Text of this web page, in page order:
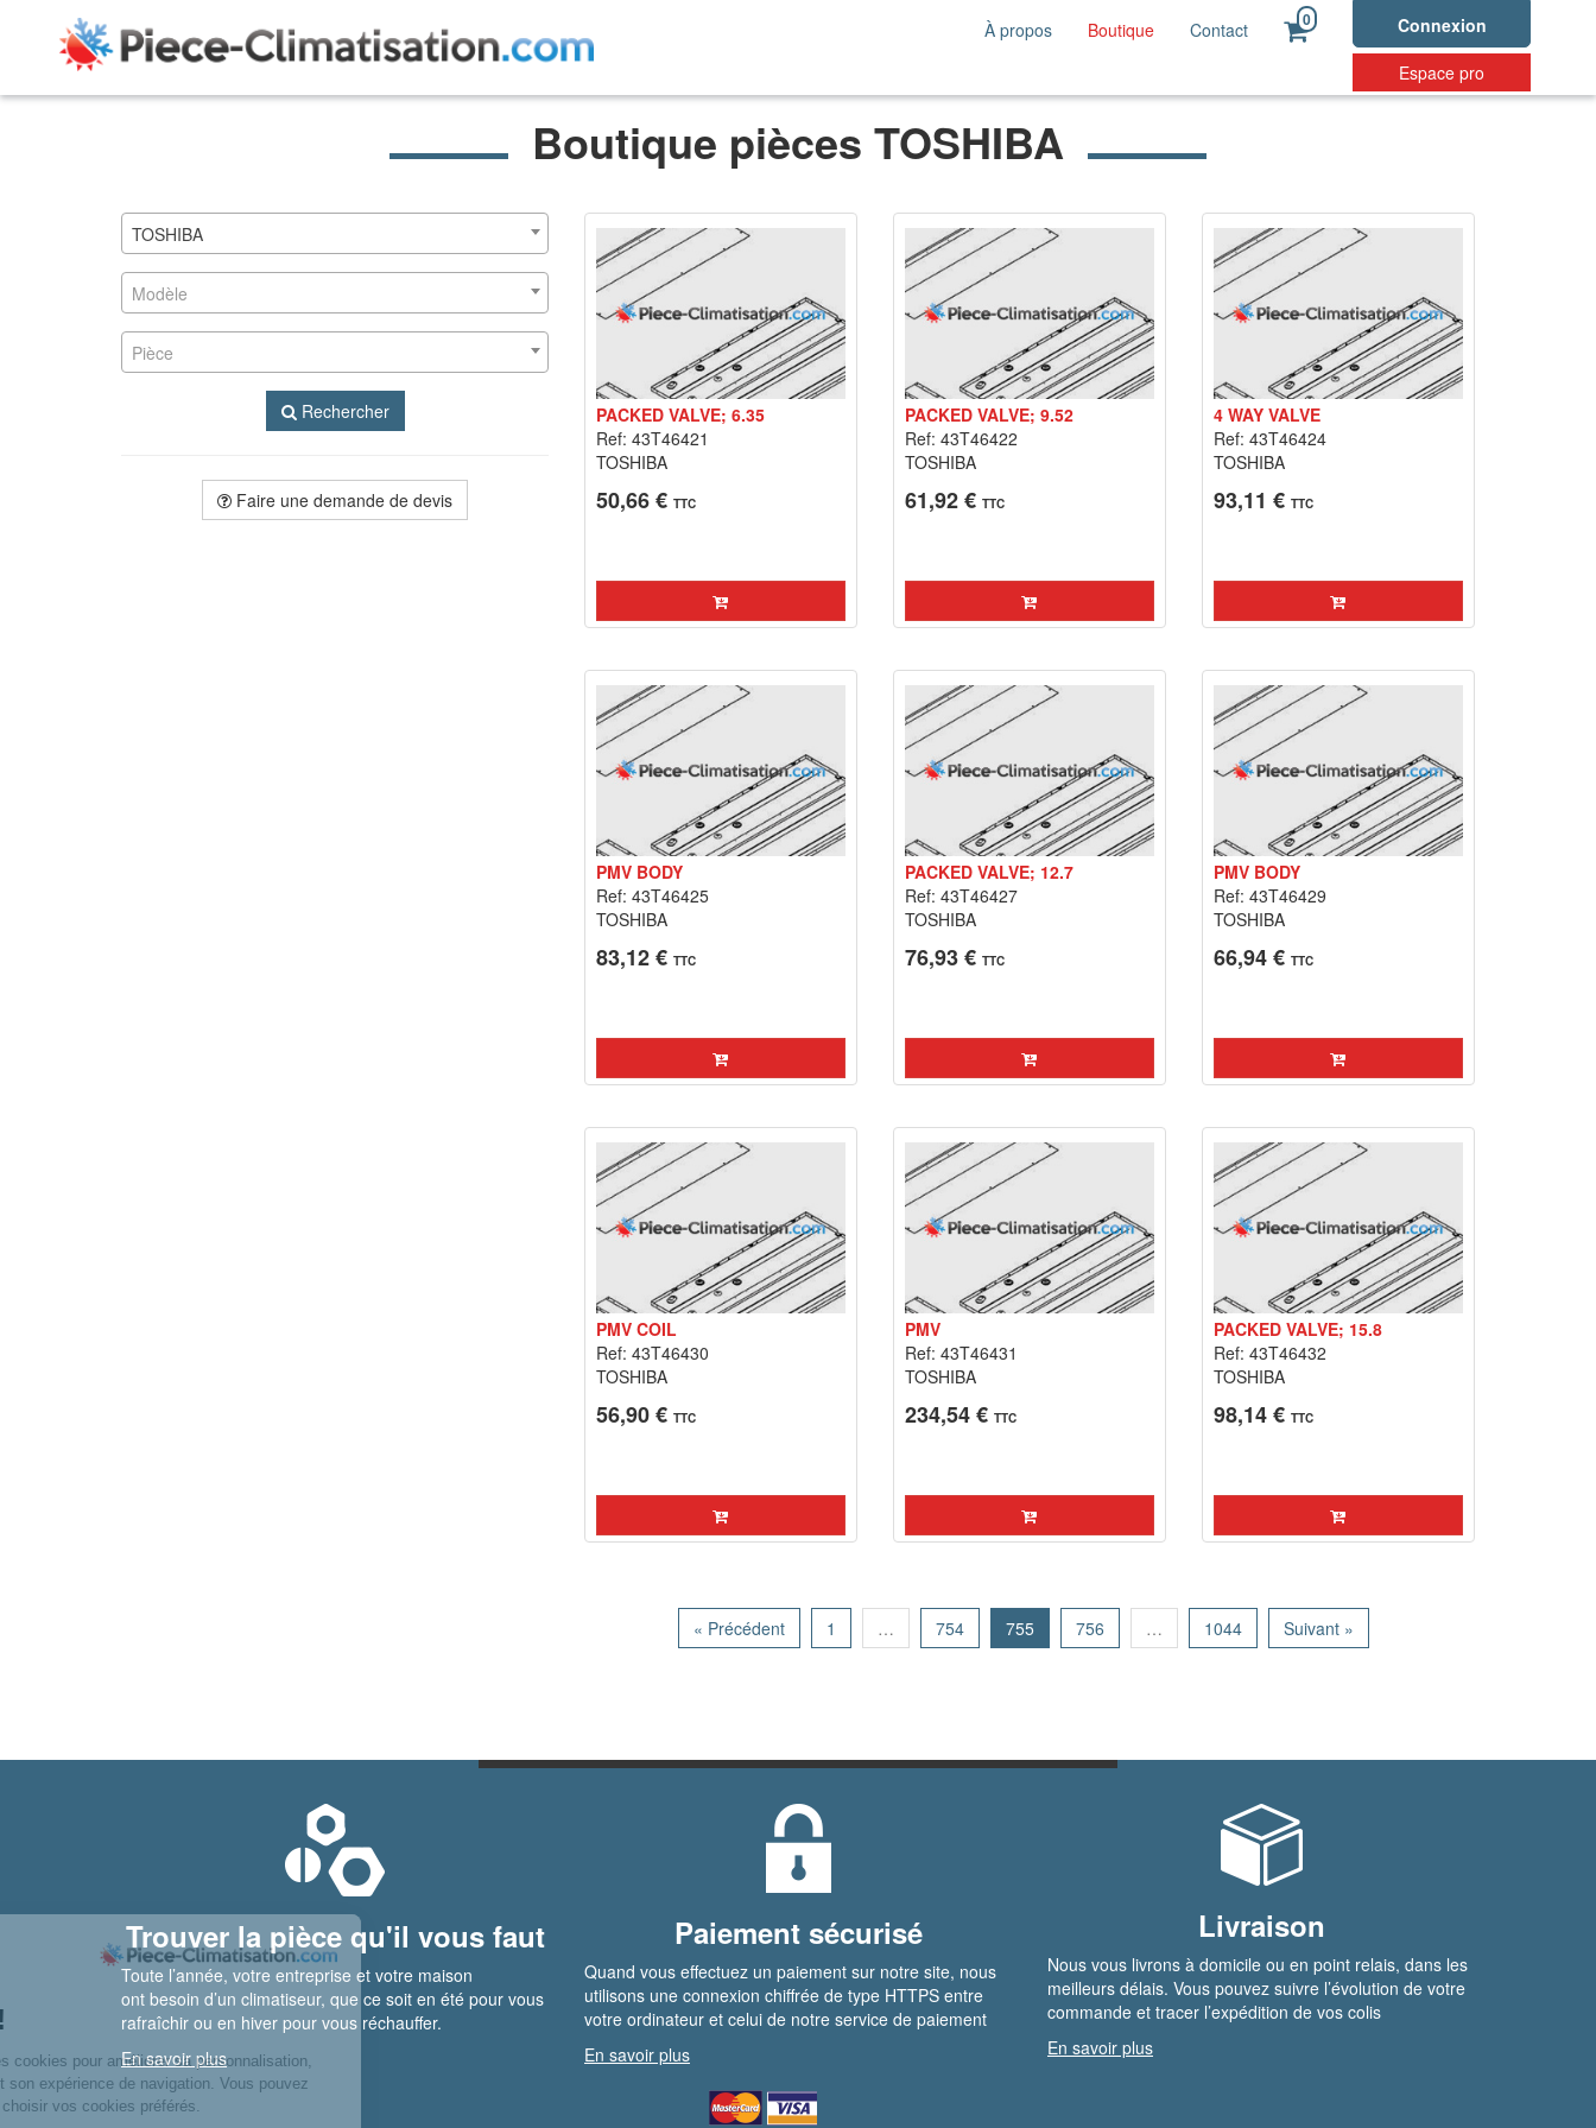
Connexion
Espace pro
À propos Boutique Contact 0
Boutique pièces TOSHIBA
PACKED VALVE; 6.35
Ref: 43T46421
TOSHIBA
50,66 € TTC
PACKED VALVE; 9.52
Ref: 43T46422
TOSHIBA
61,92 € TTC
4 WAY VALVE
Ref: 43T46424
TOSHIBA
93,11 € TTC
PMV BODY
Ref: 43T46425
TOSHIBA
83,12 € TTC
PACKED VALVE; 12.7
Ref: 43T46427
TOSHIBA
76,93 € TTC
PMV BODY
Ref: 43T46429
TOSHIBA
66,94 € TTC
PMV COIL
Ref: 43T46430
TOSHIBA
56,90 € TTC
PMV
Ref: 43T46431
TOSHIBA
234,54 € TTC
PACKED VALVE; 15.8
Ref: 43T46432
TOSHIBA
98,14 € TTC
« Précédent 1 … 754 755 756 … 1044 Suivant »
TOSHIBA
Modèle
Pièce
Rechercher
Faire une demande de devis
Trouver la pièce qu'il vous faut
Toute l’année, votre entreprise et votre maison
ont besoin d’un climatiseur, que ce soit en été pour vous
rafraîchir ou en hiver pour vous réchauffer.
En savoir plus
Paiement sécurisé
Quand vous effectuez un paiement sur notre site, nous
utilisons une connexion chiffrée de type HTTPS entre
votre ordinateur et celui de notre service de paiement
En savoir plus
Livraison
Nous vous livrons à domicile ou en point relais, dans les
meilleurs délais. Vous pouvez suivre l’évolution de votre
commande et tracer l’expédition de vos colis
En savoir plus